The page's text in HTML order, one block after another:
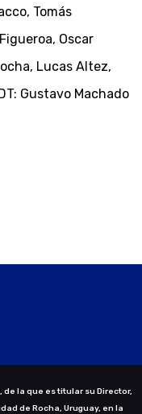
Tomás
Oscar
Lucas Altez,
Gustavo Machado
de la que es titular su Director,
de Rocha, Uruguay, en la